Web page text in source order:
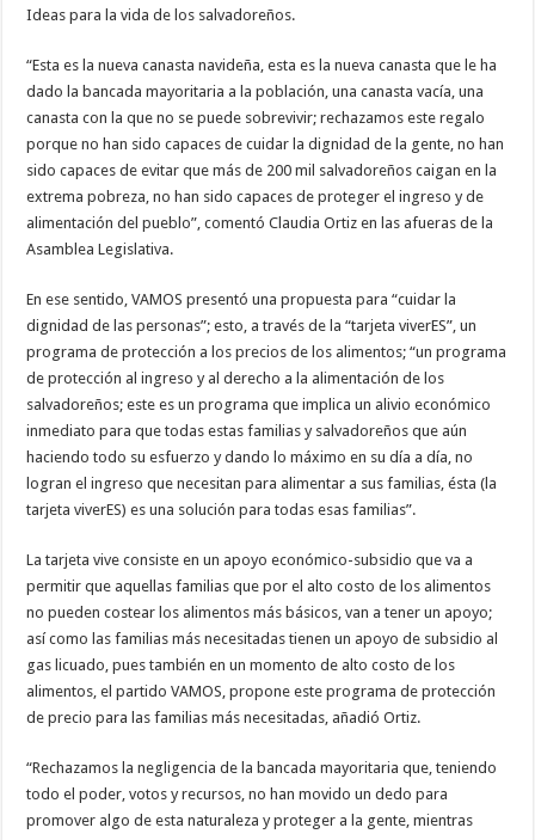
Ideas para la vida de los salvadoreños.
“Esta es la nueva canasta navideña, esta es la nueva canasta que le ha
dado la bancada mayoritaria a la población, una canasta vacía, una
canasta con la que no se puede sobrevivir; rechazamos este regalo
porque no han sido capaces de cuidar la dignidad de la gente, no han
sido capaces de evitar que más de 200 mil salvadoreños caigan en la
extrema pobreza, no han sido capaces de proteger el ingreso y de
alimentación del pueblo”, comentó Claudia Ortiz en las afueras de la
Asamblea Legislativa.
En ese sentido, VAMOS presentó una propuesta para “cuidar la
dignidad de las personas”; esto, a través de la “tarjeta viverES”, un
programa de protección a los precios de los alimentos; “un programa
de protección al ingreso y al derecho a la alimentación de los
salvadoreños; este es un programa que implica un alivio económico
inmediato para que todas estas familias y salvadoreños que aún
haciendo todo su esfuerzo y dando lo máximo en su día a día, no
logran el ingreso que necesitan para alimentar a sus familias, ésta (la
tarjeta viverES) es una solución para todas esas familias”.
La tarjeta vive consiste en un apoyo económico-subsidio que va a
permitir que aquellas familias que por el alto costo de los alimentos
no pueden costear los alimentos más básicos, van a tener un apoyo;
así como las familias más necesitadas tienen un apoyo de subsidio al
gas licuado, pues también en un momento de alto costo de los
alimentos, el partido VAMOS, propone este programa de protección
de precio para las familias más necesitadas, añadió Ortiz.
“Rechazamos la negligencia de la bancada mayoritaria que, teniendo
todo el poder, votos y recursos, no han movido un dedo para
promover algo de esta naturaleza y proteger a la gente, mientras